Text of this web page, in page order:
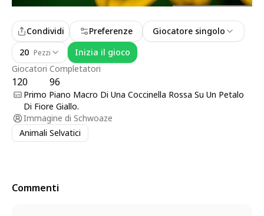
Giocatori
120
Completatori
96
Condividi Preferenze
Giocatore singolo
20 Pezzi Inizia il gioco
Primo Piano Macro Di Una Coccinella Rossa Su Un Petalo
Di Fiore Giallo.
Immagine di Schwoaze
Animali Selvatici
Commenti